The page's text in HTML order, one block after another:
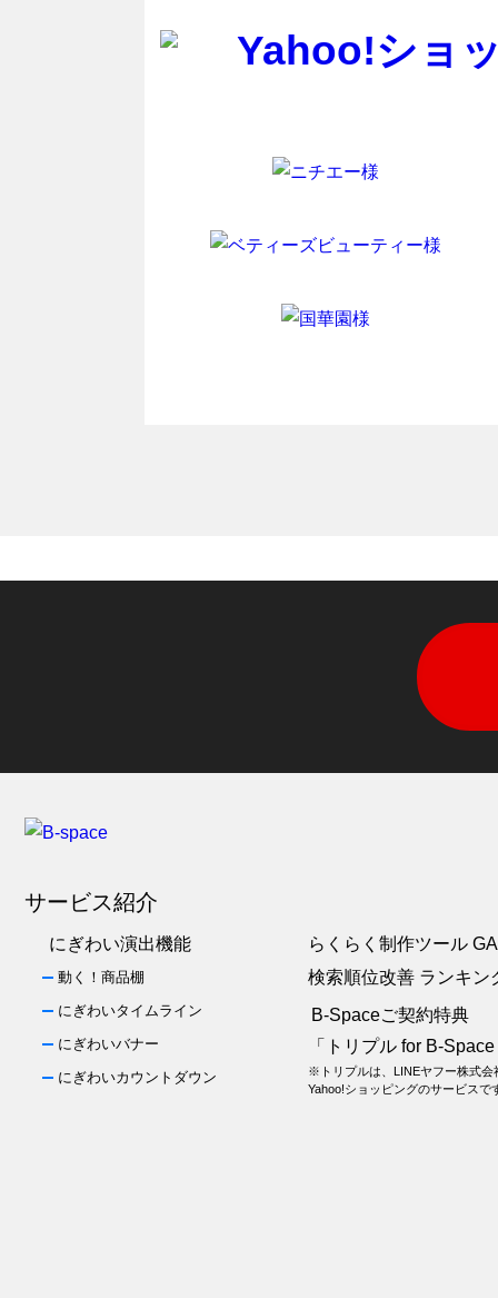
サービス紹介
にぎわい演出機能
動く！商品棚
にぎわいタイムライン
にぎわいバナー
にぎわいカウントダウン
らくらく制作ツール
検索順位改善 ランキン
B-Spaceご契約特典
「トリプル for B-
※トリプルは、LINEヤフー株式会
Yahoo!ショッピングのサービスで